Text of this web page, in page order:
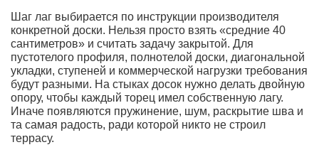
Шаг лаг выбирается по инструкции производителя
конкретной доски. Нельзя просто взять «средние 40
сантиметров» и считать задачу закрытой. Для
пустотелого профиля, полнотелой доски, диагональной
укладки, ступеней и коммерческой нагрузки требования
будут разными. На стыках досок нужно делать двойную
опору, чтобы каждый торец имел собственную лагу.
Иначе появляются пружинение, шум, раскрытие шва и
та самая радость, ради которой никто не строил
террасу.